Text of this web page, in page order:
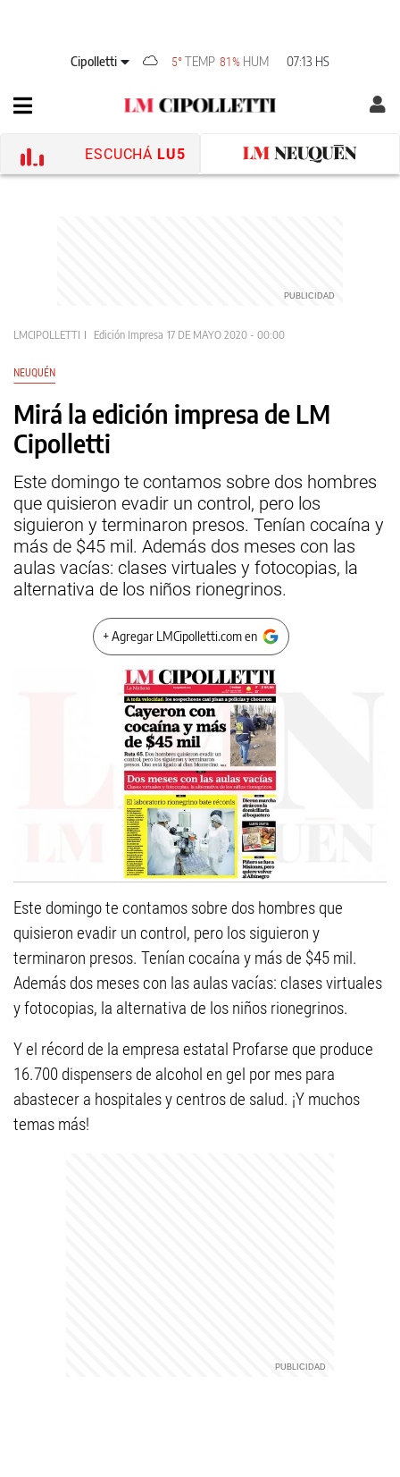
Cipolletti 5° TEMP 81% HUM 07:13 HS
ESCUCHÁ LU5
LMCIPOLLETTI Edición Impresa 17 DE MAYO 2020 - 00:00
NEUQUÉN
Mirá la edición impresa de LM
Cipolletti
Este domingo te contamos sobre dos hombres
que quisieron evadir un control, pero los
siguieron y terminaron presos. Tenían cocaína y
más de $45 mil. Además dos meses con las
aulas vacías: clases virtuales y fotocopias, la
alternativa de los niños rionegrinos.
+ Agregar LMCipolletti.com en
Este domingo te contamos sobre dos hombres que
quisieron evadir un control, pero los siguieron y
terminaron presos. Tenían cocaína y más de $45 mil.
Además dos meses con las aulas vacías: clases virtuales
y fotocopias, la alternativa de los niños rionegrinos.
Y el récord de la empresa estatal Profarse que produce
16.700 dispensers de alcohol en gel por mes para
abastecer a hospitales y centros de salud. ¡Y muchos
temas más!